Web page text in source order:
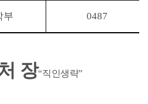
부 0487
장“직인생략”